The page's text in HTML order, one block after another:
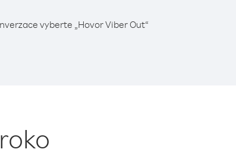
vyberte „Hovor Viber Out“